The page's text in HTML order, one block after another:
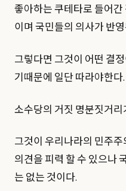
좋아하는 쿠테타로 들어
이며 국민들의 의사가 반
그렇다면 그것이 어떤 결
기때문에 일단 따라야한다.
소수당의 거짓 명분짓거리
그것이 우리나라의 민주
의견을 피력 할 수 있으나
는 없는 것이다.